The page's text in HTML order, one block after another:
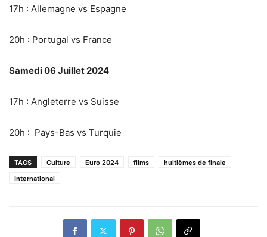
17h : Allemagne vs Espagne
20h : Portugal vs France
Samedi 06 Juillet 2024
17h : Angleterre vs Suisse
20h : Pays-Bas vs Turquie
TAGS Culture Euro 2024 films
huitièmes de finale
International